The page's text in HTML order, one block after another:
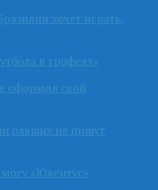
хочет играть,
в трофеях»
оформил свой
не пишут
«Ювентус»